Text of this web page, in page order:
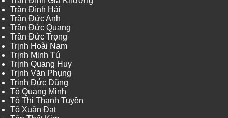
Trần Đình Hải
Trần Đức Anh
Trần Đức Quang
Trần Đức Trọng
Trịnh Hoài Nam
Trịnh Minh Tú
Trịnh Quang Huy
Trịnh Văn Phụng
Trịnh Đức Dũng
Tô Quang Minh
Tô Thị Thanh Tuyền
Tô Xuân Đạt